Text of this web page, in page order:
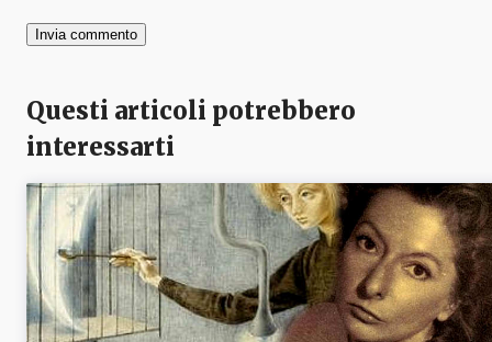
Questi articoli potrebbero
interessarti